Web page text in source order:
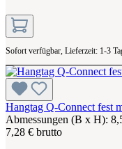
Sofort verfügbar, Lieferzeit: 1-3
Hangtag Q-Connect fest
Abmessungen (B x H):
7,28 € brutto